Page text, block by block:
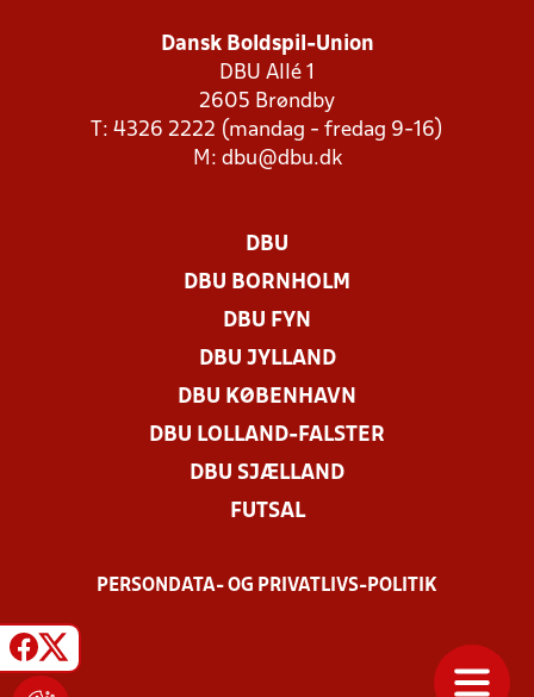
Dansk Boldspil-Union
DBU Allé 1
2605 Brøndby
T: 4326 2222 (mandag - fredag 9-16)
M: dbu@dbu.dk
DBU
DBU BORNHOLM
DBU FYN
DBU JYLLAND
DBU KØBENHAVN
DBU LOLLAND-FALSTER
DBU SJÆLLAND
FUTSAL
PERSONDATA- OG PRIVATLIVS-POLITIK